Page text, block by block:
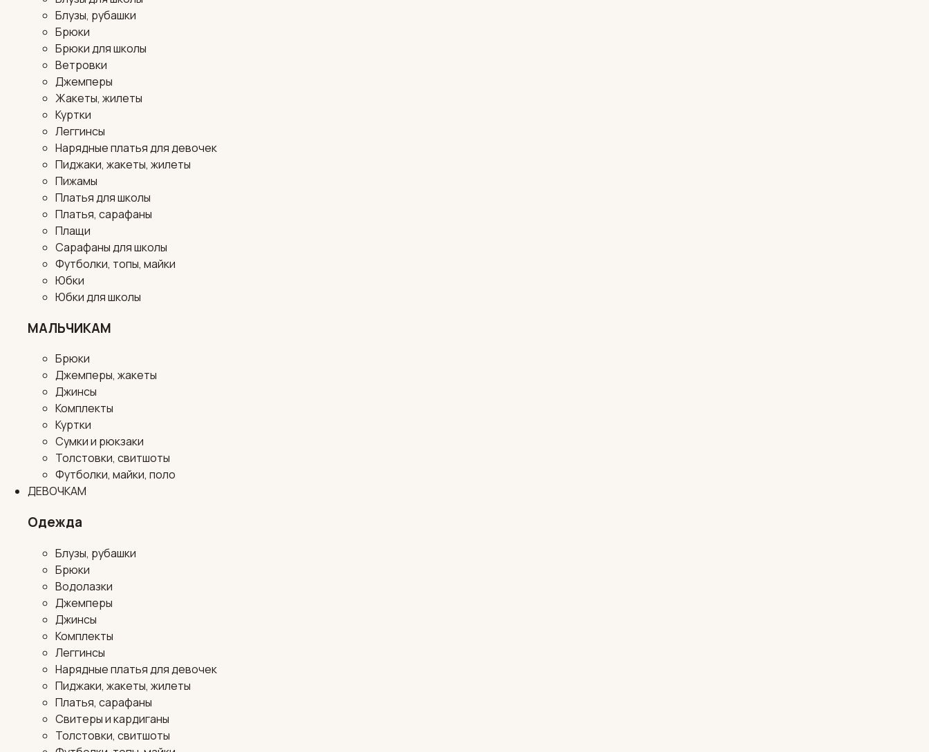
Блузы, рубашки
Брюки
Брюки для школы
Ветровки
Джемперы
Жакеты, жилеты
Куртки
Леггинсы
Нарядные платья для девочек
Пиджаки, жакеты, жилеты
Пижамы
Платья для школы
Платья, сарафаны
Плащи
Сарафаны для школы
Футболки, топы, майки
Юбки
Юбки для школы
МАЛЬЧИКАМ
Брюки
Джемперы, жакеты
Джинсы
Комплекты
Куртки
Сумки и рюкзаки
Толстовки, свитшоты
Футболки, майки, поло
ДЕВОЧКАМ
Одежда
Блузы, рубашки
Брюки
Водолазки
Джемперы
Джинсы
Комплекты
Леггинсы
Нарядные платья для девочек
Пиджаки, жакеты, жилеты
Платья, сарафаны
Свитеры и кардиганы
Толстовки, свитшоты